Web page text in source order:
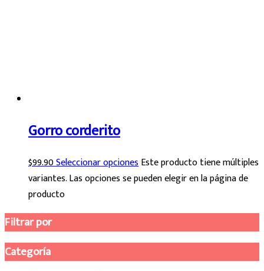
Gorro corderito
$99.90Seleccionar opcionesEste producto tiene múltiples
variantes. Las opciones se pueden elegir en la página de
producto
Filtrar por
Categoría